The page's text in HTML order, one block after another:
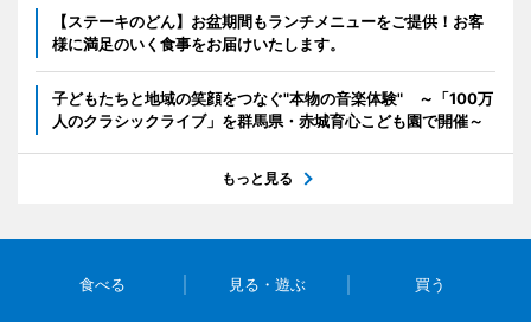
【ステーキのどん】お盆期間もランチメニューをご提供！お客
様に満足のいく食事をお届けいたします。
子どもたちと地域の笑顔をつなぐ"本物の音楽体験" ～「100万
人のクラシックライブ」を群馬県・赤城育心こども園で開催～
もっと見る
食べる 見る・遊ぶ 買う